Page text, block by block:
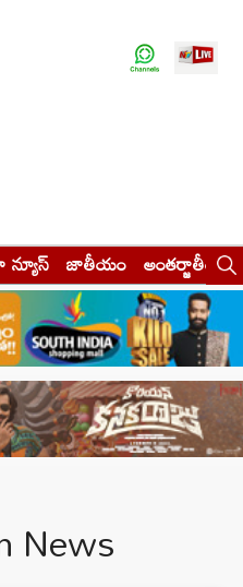
జాతీయం అంతర్జాతీయం
News